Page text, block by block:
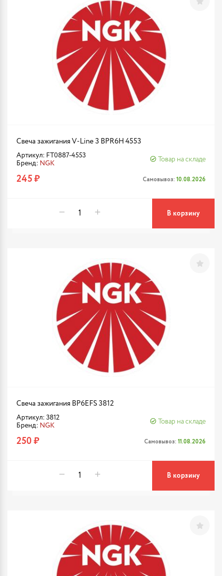
Свеча зажигания V-Line 3 BPR6H 4553
Артикул: FT0887-4553
Бренд: NGK
Товар на складе
245 ₽ Самовывоз: 10.08.2026
В корзину
Свеча зажигания BP6EFS 3812
Артикул: 3812
Бренд: NGK
Товар на складе
250 ₽ Самовывоз: 11.08.2026
В корзину